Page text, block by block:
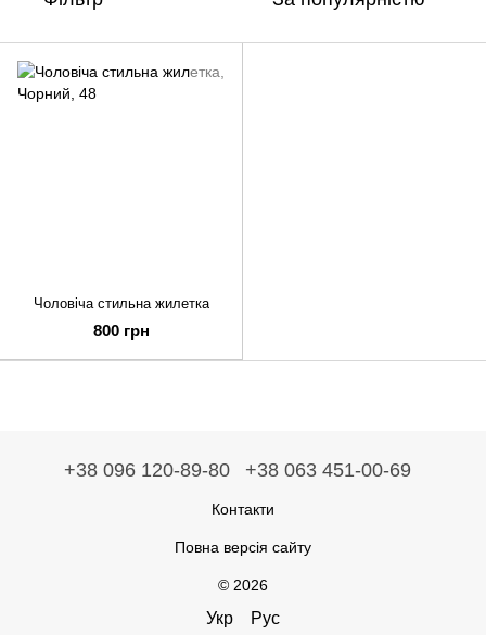
Чоловіча стильна жилетка
800 грн
+38 096 120-89-80 +38 063 451-00-69
Контакти
Повна версія сайту
© 2026
Укр Рус